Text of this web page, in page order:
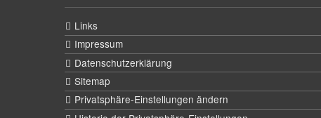
Links
Impressum
Datenschutzerklärung
Sitemap
Privatsphäre-Einstellungen ändern